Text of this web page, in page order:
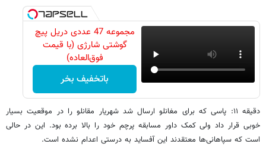
مجموعه 47 عددی دریل پیچ
گوشتی شارژی‌ (با قیمت
فوق‌العاده)
باتخفیف بخر
دقیقه ۱۱: پاسی که برای مغانلو ارسال شد شهریار مقانلو را در موقعیت بسیار
خوبی قرار داد ولی کمک داور مسابقه پرچم خود را بالا برده بود. این در حالی
است که سپاهانی‌ها معتقدند این آفساید به درستی اعدام نشده است.